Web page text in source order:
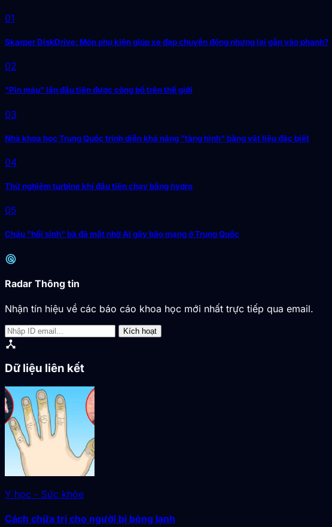
01
Skarper DiskDrive: Món phụ kiện giúp xe đạp chuyển động nhưng lại gắn vào phanh?
02
"Pin máu" lần đầu tiên được công bố trên thế giới
03
Nhà khoa học Trung Quốc trình diễn khả năng "tàng hình" bằng vật liệu đặc biệt
04
Thử nghiệm turbine khí đầu tiên chạy bằng hydro
05
Cháu "hồi sinh" bà đã mất nhờ AI gây bão mạng ở Trung Quốc
radar
Radar Thông tin
Nhận tín hiệu về các báo cáo khoa học mới nhất trực tiếp qua email.
Kích hoạt
device_hub
Dữ liệu liên kết
Y học - Sức khỏe
Cách chữa trị cho người bị bỏng lạnh